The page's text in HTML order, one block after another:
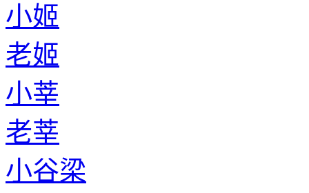
小姬
老姬
小莘
老莘
小谷梁